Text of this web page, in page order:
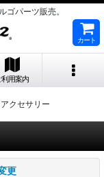
ゴパーツ販売。
カート
利用案内
クセサリー
更